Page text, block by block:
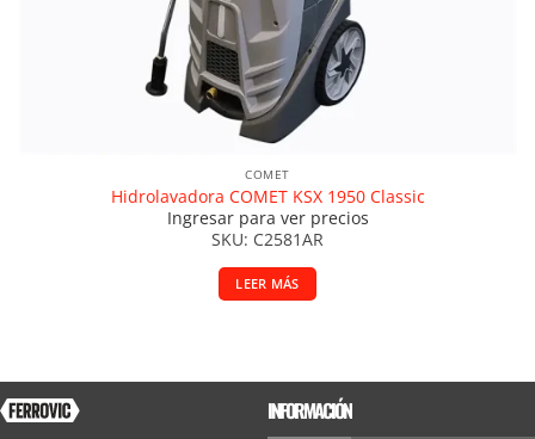
COMET
Hidrolavadora COMET KSX 1950 Classic
Ingresar para ver precios
SKU: C2581AR
LEER MÁS
INFORMACIÓN